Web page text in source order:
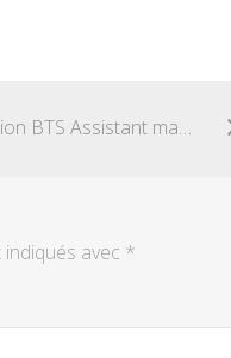
Lettre de motivation BTS Assistant manager
avec *